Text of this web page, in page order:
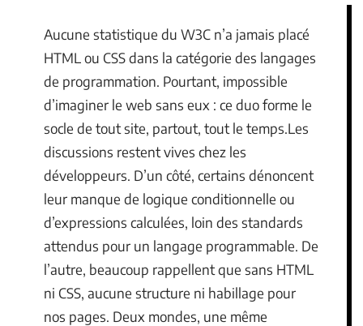
Aucune statistique du W3C n’a jamais placé
HTML ou CSS dans la catégorie des langages
de programmation. Pourtant, impossible
d’imaginer le web sans eux : ce duo forme le
socle de tout site, partout, tout le temps.Les
discussions restent vives chez les
développeurs. D’un côté, certains dénoncent
leur manque de logique conditionnelle ou
d’expressions calculées, loin des standards
attendus pour un langage programmable. De
l’autre, beaucoup rappellent que sans HTML
ni CSS, aucune structure ni habillage pour
nos pages. Deux mondes, une même